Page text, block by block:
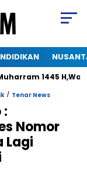
1445 H,Warga
/ Tenar News
Nomor
Lagi